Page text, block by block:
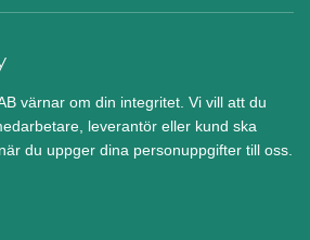
värnar om din integritet. Vi vill att du
leverantör eller kund ska
du uppger dina personuppgifter till oss.